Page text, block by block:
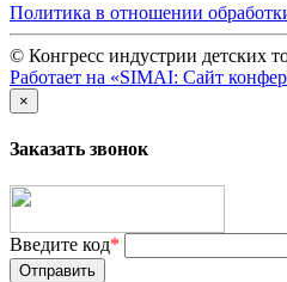
Политика в отношении
© Конгресс индустрии детских
Работает на «SIMAI: Сайт
×
Заказать звонок
Введите код*
Отправить